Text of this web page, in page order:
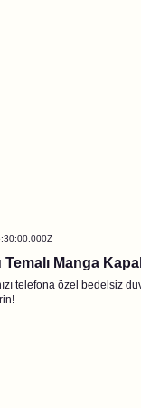
Manga
telefona özel bedelsiz